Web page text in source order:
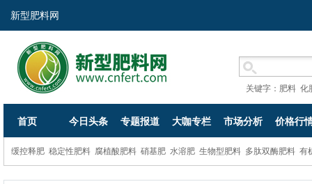
新型肥料网
关键字： 肥料 化
首页 今日头条 专题报道 大咖专栏 市场分析 价格行
缓控释肥 稳定性肥料 腐植酸肥料 硝基肥 水溶肥 生物型肥料 多肽双酶肥料 有